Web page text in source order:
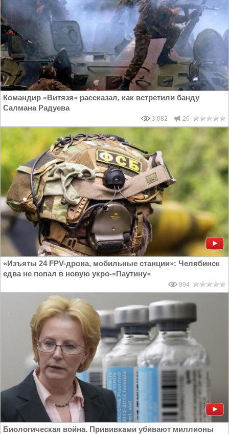
Командир «Витязя» рассказал, как встретили банду
Салмана Радуева
3 082 26
«Изъяты 24 FPV-дрона, мобильные станции»: Челябинск
едва не попал в новую укро-«Паутину»
894
Биологическая война. Прививками убивают миллионы